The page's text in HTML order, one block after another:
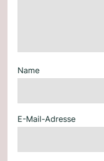
Name
E-Mail-Adresse